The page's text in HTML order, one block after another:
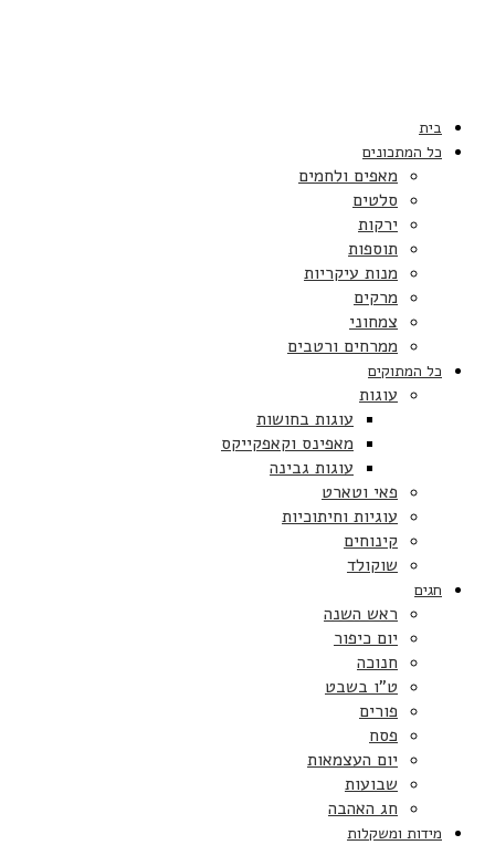
בית
כל המתכונים
מאפים ולחמים
סלטים
ירקות
תוספות
מנות עיקריות
מרקים
צמחוני
ממרחים ורטבים
כל המתוקים
עוגות
עוגות בחושות
מאפינס וקאפקייקס
עוגות גבינה
פאי וטארט
עוגיות וחיתוכיות
קינוחים
שוקולד
חגים
ראש השנה
יום כיפור
חנוכה
ט”ו בשבט
פורים
פסח
יום העצמאות
שבועות
חג האהבה
מידות ומשקלות